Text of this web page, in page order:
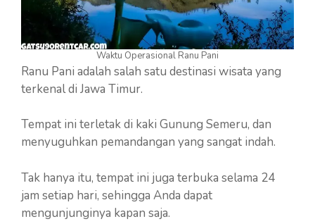
Waktu Operasional Ranu Pani
Ranu Pani adalah salah satu destinasi wisata yang
terkenal di Jawa Timur.
Tempat ini terletak di kaki Gunung Semeru, dan
menyuguhkan pemandangan yang sangat indah.
Tak hanya itu, tempat ini juga terbuka selama 24
jam setiap hari, sehingga Anda dapat
mengunjunginya kapan saja.